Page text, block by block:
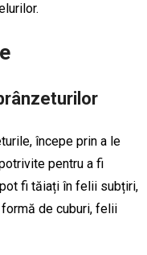
începe prin a le
pentru a fi
fi tăiați în felii subțiri,
de cuburi, felii